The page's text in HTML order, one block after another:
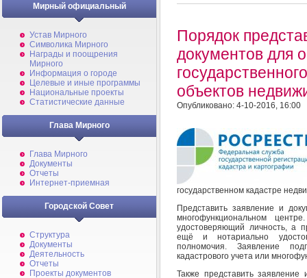
Мирный официальный
Устав Мирного
Символика Мирного
Награды и поощрения
Мирного
Информация о городе
Целевые и иные программы
Национальные проекты
Статистические данные
Глава Мирного
Глава Мирного
Документы
Отчеты
Интернет-приемная
Городской Совет
Структура
Документы
Деятельность
Отчеты
Проекты документов
Порядок
документов для
объектов
Опубликовано: 4-10-2016, 16:00
государственном кадастре
Представить заявление и
многофункциональном
удостоверяющий личность, а
ещё и нотариально
полномочия. Заявление
кадастрового учета или
Также представить